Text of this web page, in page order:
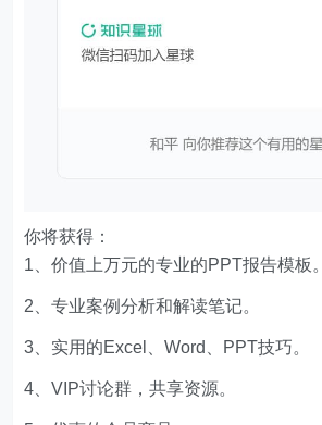
你将获得：
1、价值上万元的专业的PPT报告模板。
2、专业案例分析和解读笔记。
3、实用的Excel、Word、PPT技巧。
4、VIP讨论群，共享资源。